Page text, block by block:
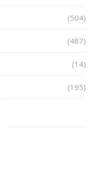
(504)
(487)
(14)
(195)